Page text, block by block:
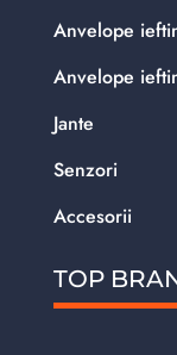
Anvelope
Anvelope
Jante
Senzori
Accesorii
TOP